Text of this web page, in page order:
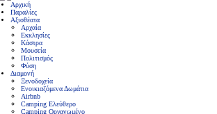
Αρχική
Παραλίες
Αξιοθέατα
Αρχαία
Εκκλησίες
Κάστρα
Μουσεία
Πολιτισμός
Φύση
Διαμονή
Ξενοδοχεία
Ενοικιαζόμενα Δωμάτια
Airbnb
Camping Ελεύθερο
Camping Οργανωμένο